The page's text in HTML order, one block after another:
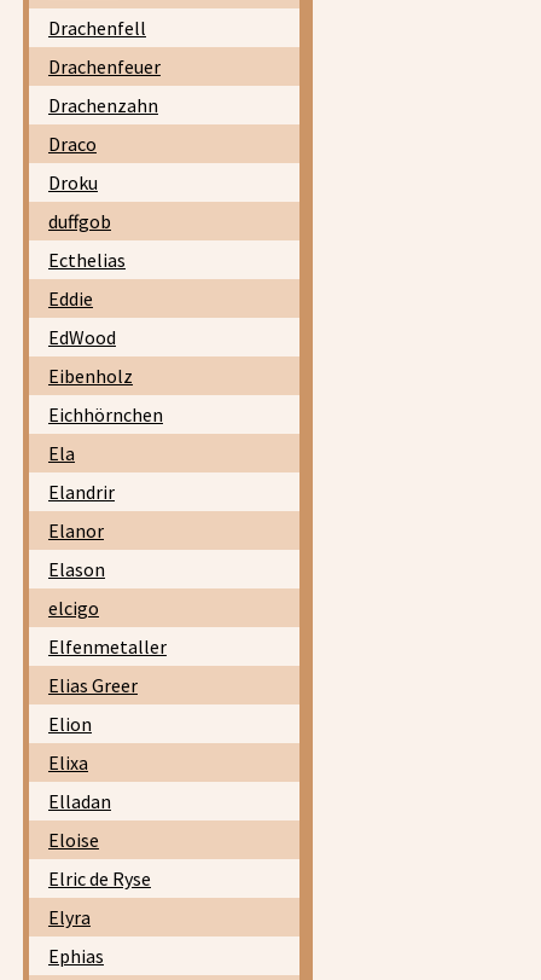
Drachenfell
Drachenfeuer
Drachenzahn
Draco
Droku
duffgob
Ecthelias
Eddie
EdWood
Eibenholz
Eichhörnchen
Ela
Elandrir
Elanor
Elason
elcigo
Elfenmetaller
Elias Greer
Elion
Elixa
Elladan
Eloise
Elric de Ryse
Elyra
Ephias